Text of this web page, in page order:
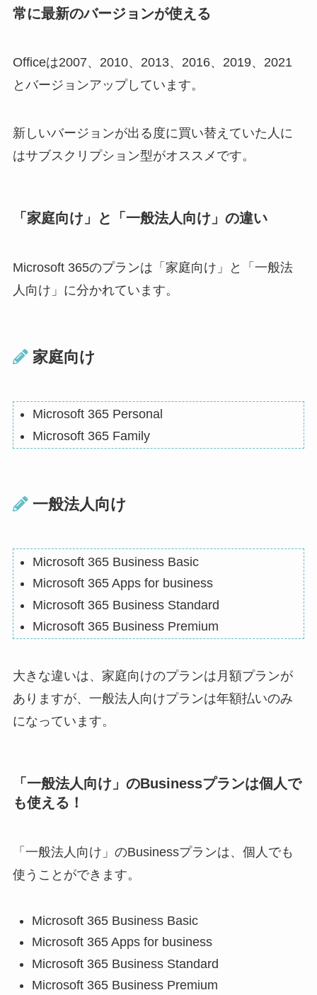
常に最新のバージョンが使える
Officeは2007、2010、2013、2016、2019、2021
とバージョンアップしています。
新しいバージョンが出る度に買い替えていた人に
はサブスクリプション型がオススメです。
「家庭向け」と「一般法人向け」の違い
Microsoft 365のプランは「家庭向け」と「一般法
人向け」に分かれています。
家庭向け
Microsoft 365 Personal
Microsoft 365 Family
一般法人向け
Microsoft 365 Business Basic
Microsoft 365 Apps for business
Microsoft 365 Business Standard
Microsoft 365 Business Premium
大きな違いは、家庭向けのプランは月額プランが
ありますが、一般法人向けプランは年額払いのみ
になっています。
「一般法人向け」のBusinessプランは個人で
も使える！
「一般法人向け」のBusinessプランは、個人でも
使うことができます。
Microsoft 365 Business Basic
Microsoft 365 Apps for business
Microsoft 365 Business Standard
Microsoft 365 Business Premium